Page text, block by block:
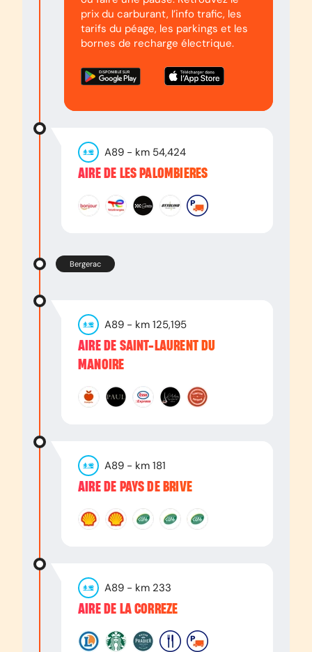
prix du carburant, l’info trafic, les
tarifs du péage, les parkings et les
bornes de recharge électrique.
A89 - km 54,424
AIRE DE LES PALOMBIERES
Bergerac
A89 - km 125,195
AIRE DE SAINT-LAURENT DU
MANOIRE
A89 - km 181
AIRE DE PAYS DE BRIVE
A89 - km 233
AIRE DE LA CORREZE